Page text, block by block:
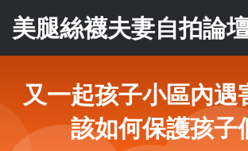
美腿絲襪夫妻自拍論
又一起孩子小區內遇
該如何保護孩子